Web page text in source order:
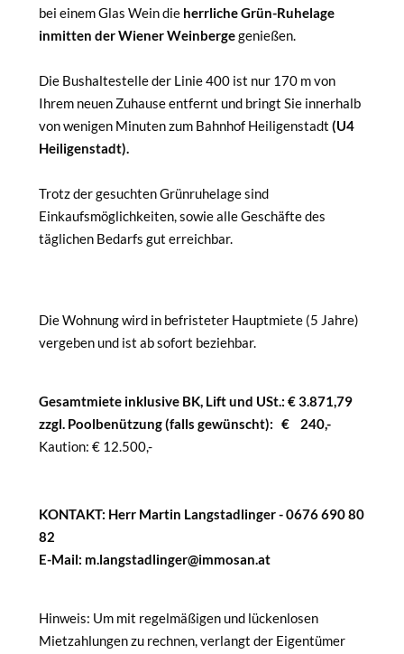
bei einem Glas Wein die herrliche Grün-Ruhelage
inmitten der Wiener Weinbergegenießen.
Die Bushaltestelle der Linie 400 ist nur 170 m von
Ihrem neuen Zuhause entfernt und bringt Sie innerhalb
von wenigen Minuten zum Bahnhof Heiligenstadt (U4
Heiligenstadt).
Trotz der gesuchten Grünruhelage sind
Einkaufsmöglichkeiten, sowie alle Geschäfte des
täglichen Bedarfs gut erreichbar.
Die Wohnung wird in befristeter Hauptmiete (5 Jahre)
vergeben und ist ab sofort beziehbar.
Gesamtmiete inklusive BK, Lift und USt.: € 3.871,79
zzgl. Poolbenützung (falls gewünscht): € 240,-
Kaution: € 12.500,-
KONTAKT: Herr Martin Langstadlinger - 0676 690 80
82
E-Mail: m.langstadlinger@immosan.at
Hinweis: Um mit regelmäßigen und lückenlosen
Mietzahlungen zu rechnen, verlangt der Eigentümer